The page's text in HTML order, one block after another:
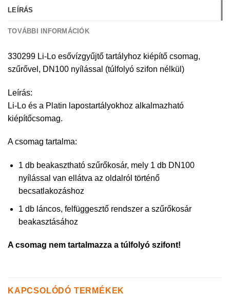
LEÍRÁS
TOVÁBBI INFORMÁCIÓK
330299 Li-Lo esővízgyűjtő tartályhoz kiépítő csomag,
szűrővel, DN100 nyílással (túlfolyó szifon nélkül)
Leírás:
Li-Lo és a Platin lapostartályokhoz alkalmazható
kiépítőcsomag.
A csomag tartalma:
1 db beakasztható szűrőkosár, mely 1 db DN100
nyílással van ellátva az oldalról történő
becsatlakozáshoz
1 db láncos, felfüggesztő rendszer a szűrőkosár
beakasztásához
A csomag nem tartalmazza a túlfolyó szifont!
KAPCSOLÓDÓ TERMÉKEK